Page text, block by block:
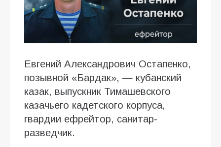
Евгений Александрович Остапенко,
позывной «Бардак», — кубанский
казак, выпускник Тимашевского
казачьего кадетского корпуса,
гвардии ефрейтор, санитар-
разведчик.